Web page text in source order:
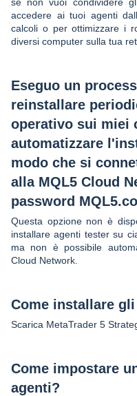
accedere ai tuoi agenti
calcoli o per ottimizzare i
diversi computer sulla tua
Eseguo un
reinstallare
operativo sui miei
automatizzare
modo che si
alla MQL5 Cloud
password
Questa opzione non è
installare agenti tester su
ma non è possibile
Cloud Network.
Come installare
Scarica MetaTrader 5
Come impostare
agenti?